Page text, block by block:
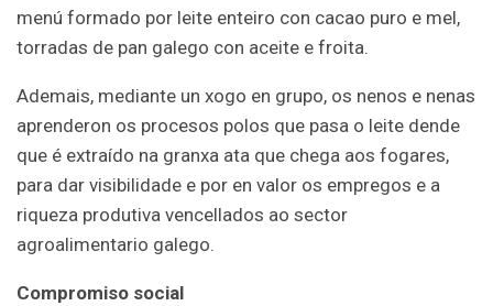
menú formado por leite enteiro con cacao puro e mel,
torradas de pan galego con aceite e froita.
Ademais, mediante un xogo en grupo, os nenos e nenas
aprenderon os procesos polos que pasa o leite dende
que é extraído na granxa ata que chega aos fogares,
para dar visibilidade e por en valor os empregos e a
riqueza produtiva vencellados ao sector
agroalimentario galego.
Compromiso social